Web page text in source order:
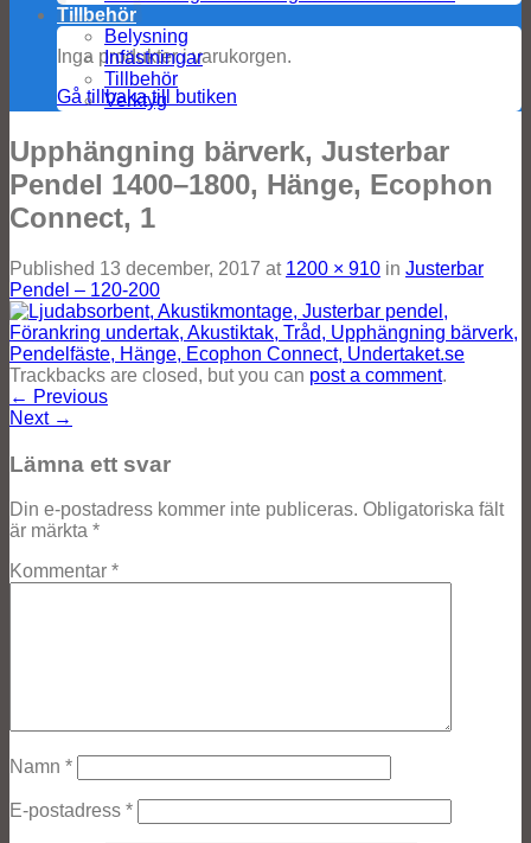
Inga produkter i varukorgen.
Gå tillbaka till butiken
Tillbehör
Belysning
Infästningar
Tillbehör
Verktyg
Upphängning bärverk, Justerbar
Pendel 1400–1800, Hänge, Ecophon
Connect, 1
Published 13 december, 2017 at 1200 × 910 in Justerbar
Pendel – 120-200
Trackbacks are closed, but you can post a comment.
← Previous
Next →
Lämna ett svar
Din e-postadress kommer inte publiceras. Obligatoriska fält
är märkta *
Kommentar *
Namn *
E-postadress *